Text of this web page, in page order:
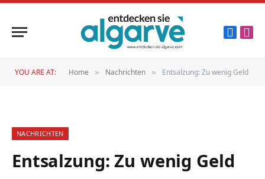
YOU ARE AT: Home » Nachrichten » Entsalzung: Zu wenig Geld
NACHRICHTEN
Entsalzung: Zu wenig Geld